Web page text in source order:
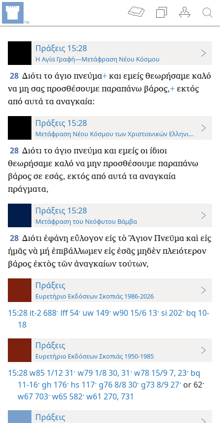
Πράξεις 15:28
Η Αγία Γραφή—Μετάφραση Νέου Κόσμου
28 Διότι το άγιο πνεύμα+ και εμείς θεωρήσαμε καλό
να μη σας προσθέσουμε παραπάνω βάρος,+ εκτός
από αυτά τα αναγκαία:
Πράξεις 15:28
Μετάφραση Νέου Κόσμου των Χριστιανικών Ελληνικών
28 Διότι το άγιο πνεύμα και εμείς οι ίδιοι
θεωρήσαμε καλό να μην προσθέσουμε παραπάνω
βάρος σε εσάς, εκτός από αυτά τα αναγκαία
πράγματα,
Πράξεις 15:28
Μετάφραση του Νεόφυτου Βάμβα
28 Διότι ἐφάνη εὔλογον εἰς τὸ Ἃγιον Πνεῦμα καὶ εἰς
ἡμᾶς νὰ μή ἐπιβάλλωμεν εἰς ἐσᾶς μηδὲν πλειότερον
βάρος ἐκτὸς τῶν ἀναγκαίων τούτων,
Πράξεις
Ευρετήριο Εκδόσεων Σκοπιάς 1986-2026
15:28 it-2 688· lff 54· uw 149· w90 15/6 13· si 202· bq 10-
18
Πράξεις
Ευρετήριο Εκδόσεων Σκοπιάς 1950-1985
15:28w85 1/12 31· w79 1/8 30, 31· w78 15/9 7, 23· bq
11-16· gh 176· hs 117· g76 8/8 30· g73 8/9 27· or 62·
w67 703· w65 582· w61 270, 731
Πράξεις